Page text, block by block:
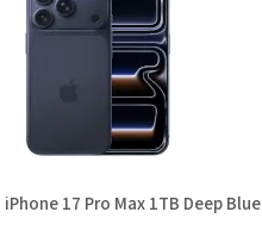
iPhone 17 Pro Max 1TB Deep Blue